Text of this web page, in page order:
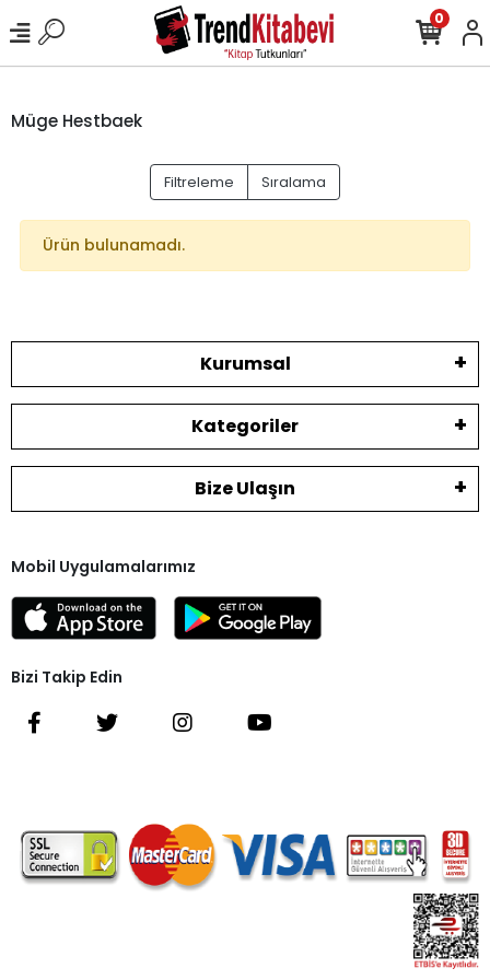
0
Müge Hestbaek
Filtreleme Sıralama
Ürün bulunamadı.
Kurumsal
Kategoriler
Bize Ulaşın
Mobil Uygulamalarımız
Bizi Takip Edin